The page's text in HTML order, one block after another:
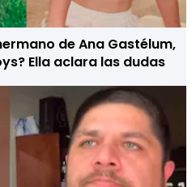
de Ana Gastélum,
Ella aclara las dudas